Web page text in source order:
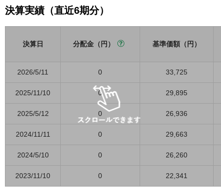
決算実績（直近6期分）
決算日 分配金（円） 基準価額（円）
2026/5/11 0 33,725
2025/11/10 0 29,895
2025/5/12 0 26,936
2024/11/11 0 29,663
2024/5/10 0 26,260
2023/11/10 0 22,341